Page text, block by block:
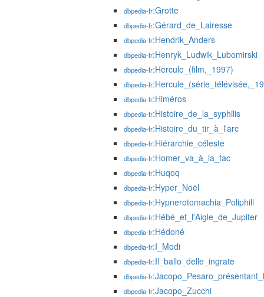
dbpedia-fr:Grotte
dbpedia-fr:Gérard_de_Lairesse
dbpedia-fr:Hendrik_Anders
dbpedia-fr:Henryk_Ludwik_Lubomirski
dbpedia-fr:Hercule_(film,_1997)
dbpedia-fr
dbpedia-fr:Himéros
dbpedia-fr:Histoire_de_la_syphilis
dbpedia-fr:Histoire_du_tir_à_l'arc
dbpedia-fr:Hiérarchie_céleste
dbpedia-fr:Homer_va_à_la_fac
dbpedia-fr:Huqoq
dbpedia-fr:Hyper_Noël
dbpedia-fr:Hypnerotomachia_Poliphili
dbpedia-fr:Hébé_et_l'Aigle_de_Jupiter
dbpedia-fr:Hédoné
dbpedia-fr:I_Modi
dbpedia-fr:Il_ballo_delle_ingrate
dbpedia-fr
dbpedia-fr:Jacopo_Zucchi